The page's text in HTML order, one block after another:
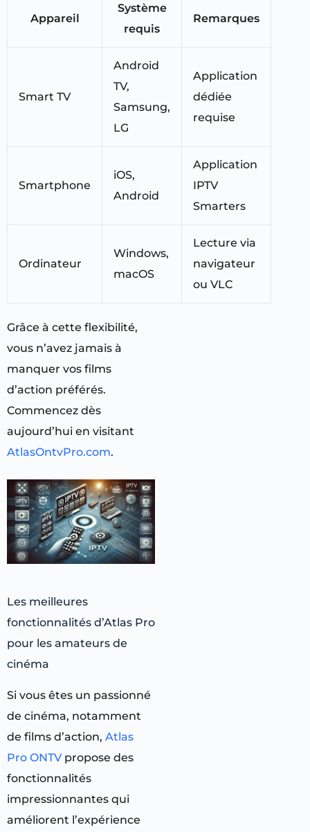
Appareil
Système
requis
Remarques
Smart TV
Android
TV,
Samsung,
LG
Application
dédiée
requise
Smartphone
iOS,
Android
Application
IPTV
Smarters
Ordinateur
Windows,
macOS
Lecture via
navigateur
ou VLC
Grâce à cette flexibilité,
vous n’avez jamais à
manquer vos films
d’action préférés.
Commencez dès
aujourd’hui en visitant
AtlasOntvPro.com.
Les meilleures
fonctionnalités d’Atlas Pro
pour les amateurs de
cinéma
Si vous êtes un passionné
de cinéma, notamment
de films d’action, Atlas
Pro ONTVpropose des
fonctionnalités
impressionnantes qui
améliorent l’expérience